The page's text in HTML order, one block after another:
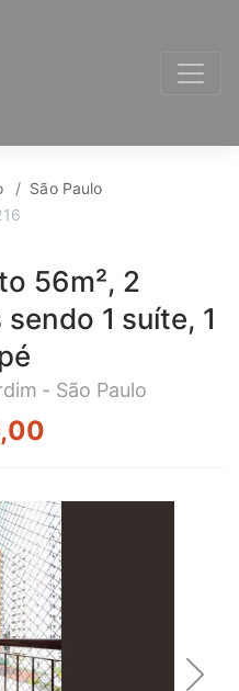
para
São Paulo
56m², 2
1 suíte, 1
- São Paulo